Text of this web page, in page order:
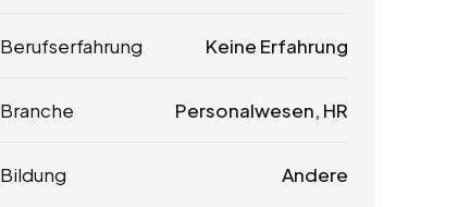
Berufserfahrung Keine Erfahrung
Branche Personalwesen, HR
Bildung Andere